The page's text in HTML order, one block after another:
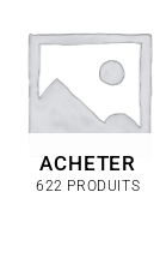
ACHETER
622 PRODUITS